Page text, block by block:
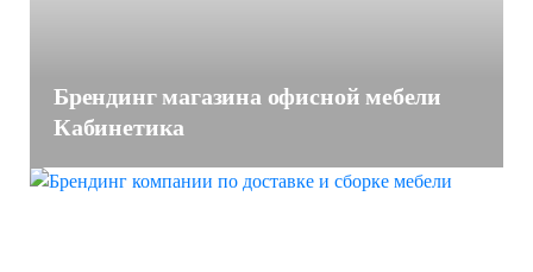
Брендинг магазина офисной мебели
Кабинетика